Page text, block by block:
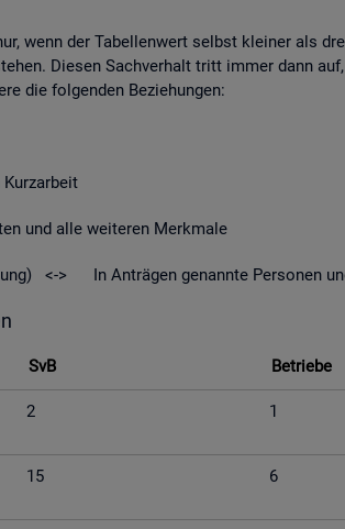
wenn der Ta­bel­len­wert selbst klei­ner als
Die­sen Sach­ver­halt tritt immer dann
die fol­gen­den Be­zie­hun­gen:
und alle wei­te­ren Merk­ma­le
<-> In An­trä­gen ge­nann­te Per­so­nen
SvB Be­trie­be
2 1
15 6